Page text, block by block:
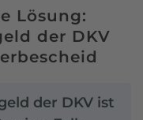
Lösung:
der DKV
der DKV ist